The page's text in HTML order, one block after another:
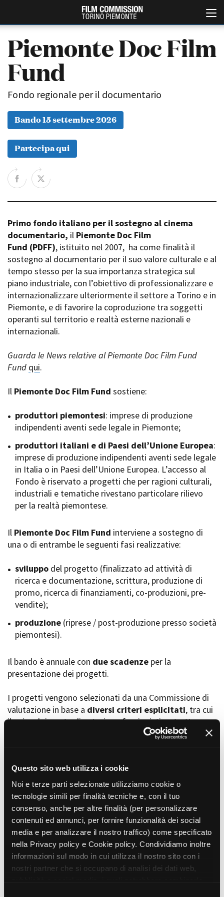
Questo sito web utilizza i cookie
Noi e terze parti selezionate utilizziamo cookie o
tecnologie simili per finalità tecniche e, con il tuo
consenso, anche per altre finalità (per personalizzare
contenuti ed annunci, per fornire funzionalità dei social
media e per analizzare il nostro traffico) come specificato
nella Privacy policy e Cookie policy. Condividiamo inoltre
informazioni sul modo in cui utilizza il nostro sito con i
nostri partner che si occupano di analisi dei dati web,
Chi siamo
Storia della Fondazione
Partner
Rete regionale
Bilancio sociale
Amministrazione
trasparente
Bandi e gare
Sostenibilità ambientale
SERVIZI
Servizi generali
Spazi nella sede FCTP
Sala Casting
Sala Paolo Tenna
Piemonte Film Tv Fund
Piemonte Film Tv
Development Fund
Piemonte Doc Film Fund
Short Film Fund
PRODUCTION GUIDE
Società di produzione
Strutture di servizio
Attrici-Attori
Beginners
LOCATION GUIDE
FILM DATABASE
BOOK DATABASE
NEWS
CASTING
Guarda che storia!
La Grazia - Immagini e
location della Torino di Paolo
Sorrentino
Open Day
Ciak in TOur!
FESTIVAL, MARKETS,
AWARDS
International Film Festival
Festival de Cannes
Locarno Film Festival
Cinematografica Venezia
Toronto International Film
Festa del Cinema di Roma
Torino Film Festival
David di Donatello
Nastri d’Argento
Premio Solinas
Location - Accedi al tuo
profilo
Newsletter
Lavora con noi
Stage - Tirocini - Scuola e
Lavoro
per affidamento lavori in
economia
Amministrazione trasparente
Bandi e gare
Whistleblowing
Piemonte Doc Film
Fund
Fondo regionale per il documentario
Bando 15 settembre 2026
Partecipa qui
Primo fondo italiano per il sostegno al cinema
documentario, il Piemonte Doc Film
Fund (PDFF), istituito nel 2007, ha come finalità il
sostegno al documentario per il suo valore culturale e al
tempo stesso per la sua importanza strategica sul
piano industriale, con l’obiettivo di professionalizzare e
internazionalizzare ulteriormente il settore a Torino e in
Piemonte, e di favorire la coproduzione tra soggetti
operanti sul territorio e realtà esterne nazionali e
internazionali.
Guarda le News relative al Piemonte Doc Film Fund
Fund qui.
Il Piemonte Doc Film Fund sostiene:
produttori piemontesi: imprese di produzione
indipendenti aventi sede legale in Piemonte;
produttori italiani e di Paesi dell’Unione Europea:
imprese di produzione indipendenti aventi sede legale
in Italia o in Paesi dell’Unione Europea. L’accesso al
Fondo è riservato a progetti che per ragioni culturali,
industriali e tematiche rivestano particolare rilievo
per la realtà piemontese.
Il Piemonte Doc Film Fund interviene a sostegno di
una o di entrambe le seguenti fasi realizzative:
sviluppo del progetto (finalizzato ad attività di
ricerca e documentazione, scrittura, produzione di
promo, ricerca di finanziamenti, co-produzioni, pre-
vendite);
produzione (riprese / post-produzione presso società
piemontesi).
Il bando è annuale con due scadenze per la
presentazione dei progetti.
I progetti vengono selezionati da una Commissione di
valutazione in base a diversi criteri esplicitati, tra cui
il coinvolgimento di autori, professionisti e strutture
torinesi e piemontesi, i co-finanziamenti e l’effettiva
diffusione attraverso molteplici canali (proiezioni in sala,
canali televisivi, homevideo, piattaforme web...).
Progetti in progress
Vedi 105 progetti in progress